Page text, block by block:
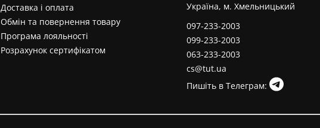
Доставка і оплата
Обмін та повернення товару
Програма лояльності
Розрахунок сертифікатом
Україна, м. Хмельницький
097-233-2003
099-233-2003
063-233-2003
cs@tut.ua
Пишіть в Телеграм: